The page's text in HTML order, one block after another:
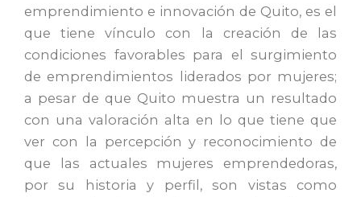
emprendimiento e innovación de Quito, es el
que tiene vínculo con la creación de las
condiciones favorables para el surgimiento
de emprendimientos liderados por mujeres;
a pesar de que Quito muestra un resultado
con una valoración alta en lo que tiene que
ver con la percepción y reconocimiento de
que las actuales mujeres emprendedoras,
por su historia y perfil, son vistas como